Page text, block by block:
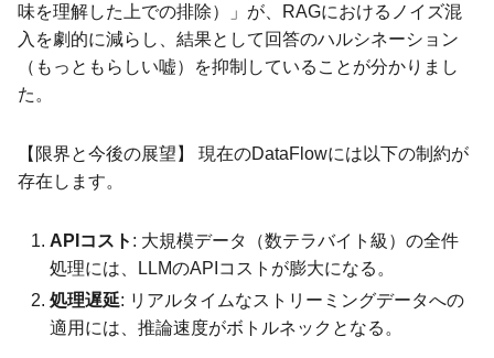
味を理解した上での排除）」が、RAGにおけるノイズ混
入を劇的に減らし、結果として回答のハルシネーション
（もっともらしい嘘）を抑制していることが分かりまし
た。
【限界と今後の展望】 現在のDataFlowには以下の制約が
存在します。
APIコスト : 大規模データ（数テラバイト級）の全件
処理には、LLMのAPIコストが膨大になる。
処理遅延: リアルタイムなストリーミングデータへの
適用には、推論速度がボトルネックとなる。